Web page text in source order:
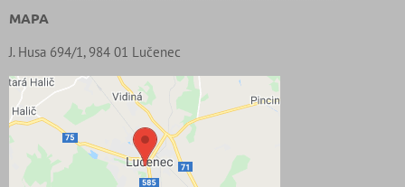
MAPA
J. Husa 694/1, 984 01 Lučenec